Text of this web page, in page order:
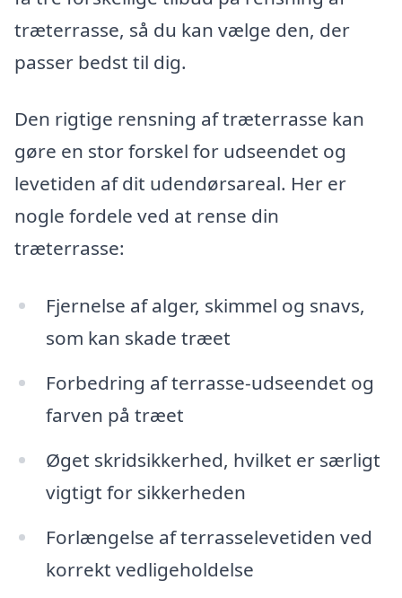
træterrasse, så du kan vælge den, der
passer bedst til dig.
Den rigtige rensning af træterrasse kan
gøre en stor forskel for udseendet og
levetiden af dit udendørsareal. Her er
nogle fordele ved at rense din
træterrasse:
Fjernelse af alger, skimmel og snavs,
som kan skade træet
Forbedring af terrasse-udseendet og
farven på træet
Øget skridsikkerhed, hvilket er særligt
vigtigt for sikkerheden
Forlængelse af terrasselevetiden ved
korrekt vedligeholdelse